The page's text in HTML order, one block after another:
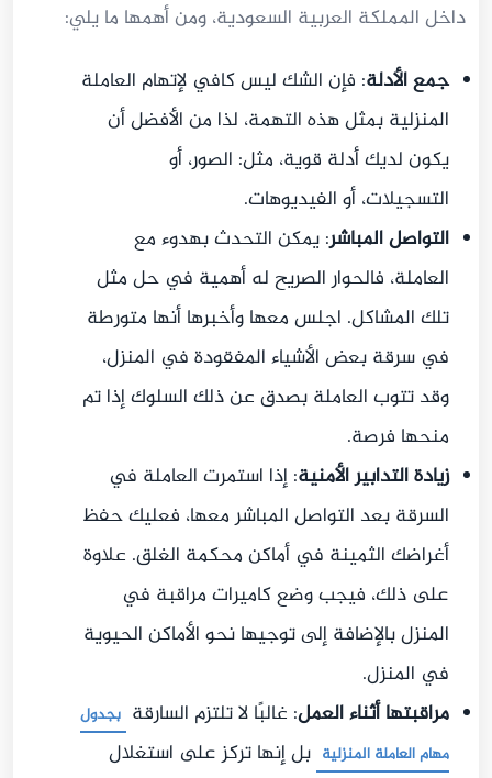
داخل المملكة العربية السعودية، ومن أهمها ما يلي:
جمع الأدلة: فإن الشك ليس كافي لإتهام العاملة
المنزلية بمثل هذه التهمة، لذا من الأفضل أن
يكون لديك أدلة قوية، مثل: الصور، أو
التسجيلات، أو الفيديوهات.
التواصل المباشر: يمكن التحدث بهدوء مع
العاملة، فالحوار الصريح له أهمية في حل مثل
تلك المشاكل. اجلس معها وأخبرها أنها متورطة
في سرقة بعض الأشياء المفقودة في المنزل،
وقد تتوب العاملة بصدق عن ذلك السلوك إذا تم
منحها فرصة.
زيادة التدابير الأمنية: إذا استمرت العاملة في
السرقة بعد التواصل المباشر معها، فعليك حفظ
أغراضك الثمينة في أماكن محكمة الغلق. علاوة
على ذلك، فيجب وضع كاميرات مراقبة في
المنزل بالإضافة إلى توجيها نحو الأماكن الحيوية
في المنزل.
مراقبتها أثناء العمل: غالبًا لا تلتزم السارقة بجدول
مهام العاملة المنزلية بل إنها تركز على استغلال